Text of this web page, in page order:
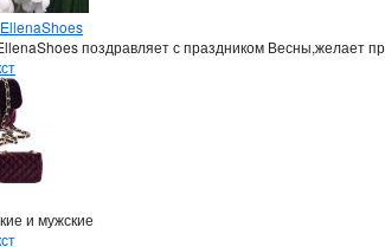
поздравляет с праздником Весны,желает
и мужские